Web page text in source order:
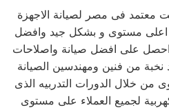
معتمد فى مصر لصيانة الاجهزة
اعلى مستوى و بشكل جيد وافضل
على افضل صيانة واصلاحات
من فنين ومهندسين الصيانة
من خلال الدورات التدربيه الذى
لجميع العملاء على مستوى